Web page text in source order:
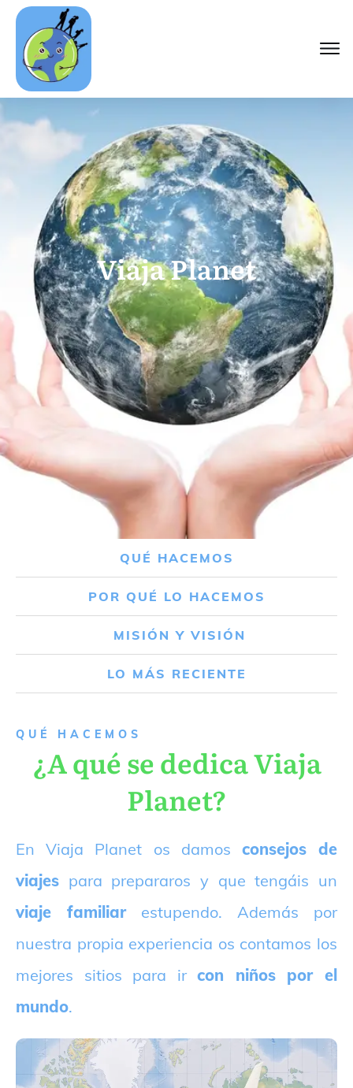
Viaja Planet
QUÉ HACEMOS
POR QUÉ LO HACEMOS
MISIÓN Y VISIÓN
LO MÁS RECIENTE
QUÉ HACEMOS
¿A qué se dedica Viaja
Planet?
En Viaja Planet os damos consejos de
viajes para prepararos y que tengáis un
viaje familiarestupendo. Además por
nuestra propia experiencia os contamos los
mejores sitios para ircon niños por el
mundo.